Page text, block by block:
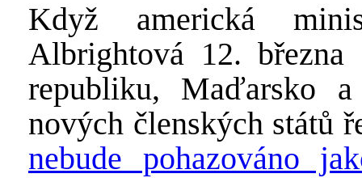
Když americká
Albrightová 12.
republiku, Maďarsko
nových členských států
nebude pohazováno